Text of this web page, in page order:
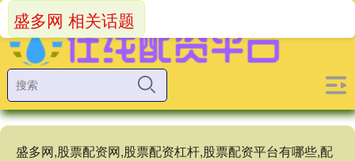
盛多网,股票配资网,股票配资杠杆,股票配资平台有哪些,配
盛多网 相关话题